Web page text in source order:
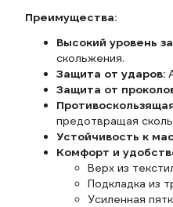
Преимущества:
Высокий уровень
скольжения.
Защита от ударов:
Защита от
предотвращая
Устойчивость к
Комфорт и
Верх из
Подкладка из
Усиленная